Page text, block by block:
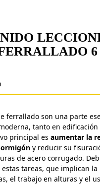
6
ferrallado son una parte
tanto en edificación
principal es aumentar la
y reducir su
de acero corrugado.
tareas, que implican
el trabajo en alturas y el